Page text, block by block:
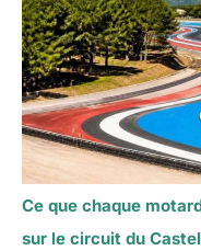
Ce que chaque
sur le circuit du